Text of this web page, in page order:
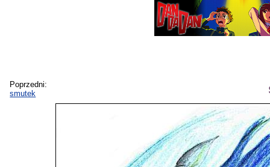
Poprzedni:
smutek